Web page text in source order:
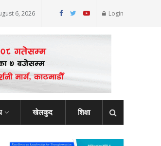
6, 2026 Login
खेलकुद शिक्षा